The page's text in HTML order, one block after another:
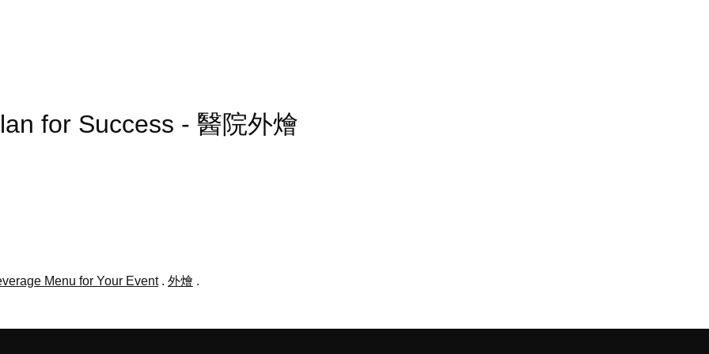
for Success - 醫院外燴
Menu for Your Event. 外燴 .